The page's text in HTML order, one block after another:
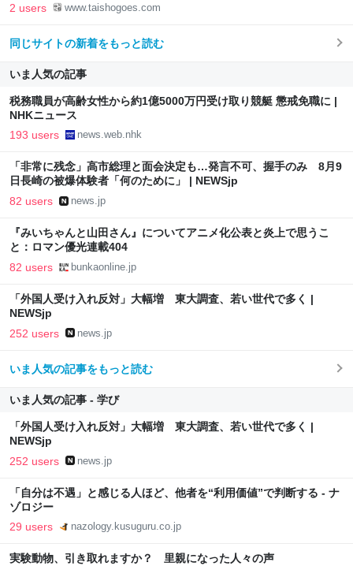
2 users www.taishogoes.com
同じサイトの新着をもっと読む
いま人気の記事
税務職員が高齢女性から約1億5000万円受け取り競艇 懲戒免職に |
NHKニュース
193 users news.web.nhk
「非常に残念」高市総理と面会決定も…発言不可、握手のみ 8月9
日長崎の被爆体験者「何のために」 | NEWSjp
82 users news.jp
『みいちゃんと山田さん』についてアニメ化公表と炎上で思うこ
と：ロマン優光連載404
82 users bunkaonline.jp
「外国人受け入れ反対」大幅増 東大調査、若い世代で多く |
NEWSjp
252 users news.jp
いま人気の記事をもっと読む
いま人気の記事 - 学び
「外国人受け入れ反対」大幅増 東大調査、若い世代で多く |
NEWSjp
252 users news.jp
「自分は不遇」と感じる人ほど、他者を“利用価値”で判断する - ナ
ゾロジー
29 users nazology.kusuguru.co.jp
実験動物、引き取れますか？ 里親になった人々の声